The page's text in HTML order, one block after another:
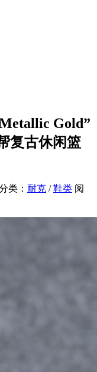
Gold”
复古休闲篮
类： 耐克 /鞋类 阅